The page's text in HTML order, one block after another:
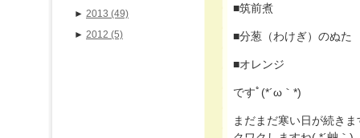
■筑前煮
■分葱（わけぎ）のぬた
■オレンジ
ですﾟ(*´ω｀*)
まだまだ寒い日が続き
► 2013 (49)
► 2012 (5)